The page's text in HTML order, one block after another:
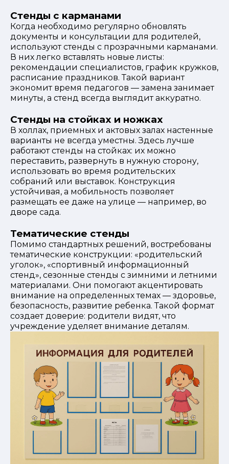
Стенды с карманами
Когда необходимо регулярно обновлять
документы и консультации для родителей,
используют стенды с прозрачными карманами.
В них легко вставлять новые листы:
рекомендации специалистов, график кружков,
расписание праздников. Такой вариант
экономит время педагогов — замена занимает
минуты, а стенд всегда выглядит аккуратно.
Стенды на стойках и ножках
В холлах, приемных и актовых залах настенные
варианты не всегда уместны. Здесь лучше
работают стенды на стойках: их можно
переставить, развернуть в нужную сторону,
использовать во время родительских
собраний или выставок. Конструкция
устойчивая, а мобильность позволяет
размещать ее даже на улице — например, во
дворе сада.
Тематические стенды
Помимо стандартных решений, востребованы
тематические конструкции: «родительский
уголок», «спортивный информационный
стенд», сезонные стенды с зимними и летними
материалами. Они помогают акцентировать
внимание на определенных темах — здоровье,
безопасность, развитие ребенка. Такой формат
создает доверие: родители видят, что
учреждение уделяет внимание деталям.